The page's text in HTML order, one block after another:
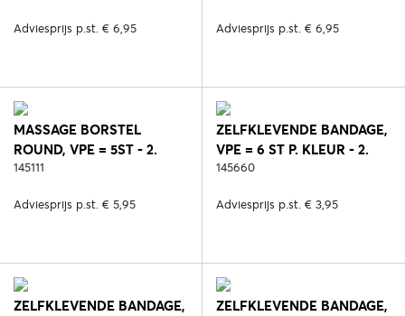
Adviesprijs p.st. € 6,95 Adviesprijs p.st. € 6,95
MASSAGE BORSTEL
ROUND, VPE = 5ST - 2.
ZWART
145111
Adviesprijs p.st. € 5,95
ZELFKLEVENDE BANDAGE,
VPE = 6 ST P. KLEUR - 2.
ZWART
145660
Adviesprijs p.st. € 3,95
ZELFKLEVENDE BANDAGE,
ZELFKLEVENDE BANDAGE,